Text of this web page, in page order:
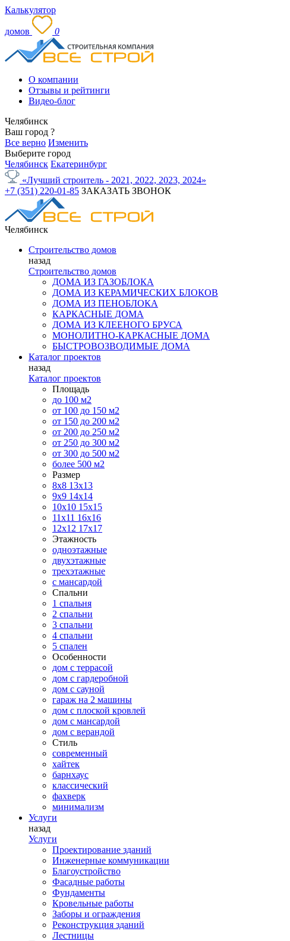
Калькулятор
домов 0
О компании
Отзывы и рейтинги
Видео-блог
Челябинск
Ваш город ?
Все верно Изменить
Выберите город
Челябинск Екатеринбург
«Лучший строитель - 2021, 2022, 2023, 2024»
+7 (351) 220-01-85 ЗАКАЗАТЬ ЗВОНОК
Челябинск
Строительство домов
назад
Строительство домов
ДОМА ИЗ ГАЗОБЛОКА
ДОМА ИЗ КЕРАМИЧЕСКИХ БЛОКОВ
ДОМА ИЗ ПЕНОБЛОКА
КАРКАСНЫЕ ДОМА
ДОМА ИЗ КЛЕЕНОГО БРУСА
МОНОЛИТНО-КАРКАСНЫЕ ДОМА
БЫСТРОВОЗВОДИМЫЕ ДОМА
Каталог проектов
назад
Каталог проектов
Площадь
до 100 м2
от 100 до 150 м2
от 150 до 200 м2
от 200 до 250 м2
от 250 до 300 м2
от 300 до 500 м2
более 500 м2
Размер
8х8 13х13
9х9 14х14
10х10 15х15
11x11 16х16
12х12 17х17
Этажность
одноэтажные
двухэтажные
трехэтажные
с мансардой
Спальни
1 спальня
2 спальни
3 спальни
4 спальни
5 спален
Особенности
дом с террасой
дом с гардеробной
дом с сауной
гараж на 2 машины
дом с плоской кровлей
дом с мансардой
дом с верандой
Стиль
современный
хайтек
барнхаус
классический
фахверк
минимализм
Услуги
назад
Услуги
Проектирование зданий
Инженерные коммуникации
Благоустройство
Фасадные работы
Фундаменты
Кровельные работы
Заборы и ограждения
Реконструкция зданий
Лестницы